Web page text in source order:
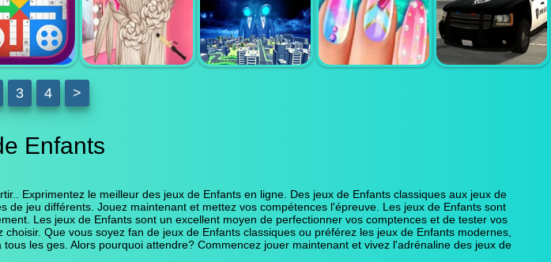
BEAUTY
MAKEOVER
LUDO
DESIGN
SKIBIDI
MAKEOVER
SIMULATOR
3 4 >
Enfants
Exprimentez le meilleur des jeux de Enfants en ligne. Des jeux de Enfants classiques aux jeux de
jeu différents. Jouez maintenant et mettez vos compétences l'épreuve. Les jeux de Enfants sont
Les jeux de Enfants sont un excellent moyen de perfectionner vos comptences et de tester vos
Que vous soyez fan de jeux de Enfants classiques ou préférez les jeux de Enfants modernes,
les ges. Alors pourquoi attendre? Commencez jouer maintenant et vivez l'adrénaline des jeux de